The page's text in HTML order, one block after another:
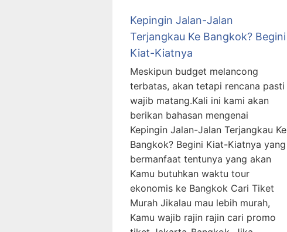
Kepingin Jalan-Jalan
Terjangkau Ke Bangkok? Begini
Kiat-Kiatnya
Meskipun budget melancong
terbatas, akan tetapi rencana pasti
wajib matang.Kali ini kami akan
berikan bahasan mengenai
Kepingin Jalan-Jalan Terjangkau Ke
Bangkok? Begini Kiat-Kiatnya yang
bermanfaat tentunya yang akan
Kamu butuhkan waktu tour
ekonomis ke Bangkok Cari Tiket
Murah Jikalau mau lebih murah,
Kamu wajib rajin rajin cari promo